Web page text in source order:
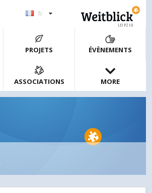
fr
LEIPZIG
PROJETS ÉVÈNEMENTS
ASSOCIATIONS MORE